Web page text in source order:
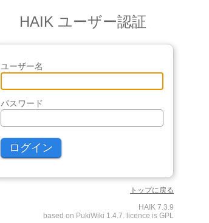
HAIK ユーザー認証
ユーザー名
パスワード
トップに戻る
HAIK 7.3.9
based on PukiWiki 1.4.7. licence is GPL